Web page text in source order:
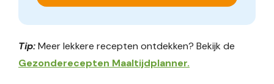
Tip:Meer lekkere recepten ontdekken? Bekijk de
Gezonderecepten Maaltijdplanner.